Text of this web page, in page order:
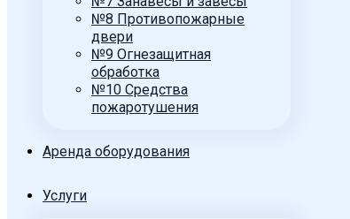
№8 Противопожарные
двери
№9 Огнезащитная
обработка
№10 Средства
пожаротушения
Аренда оборудования
Услуги